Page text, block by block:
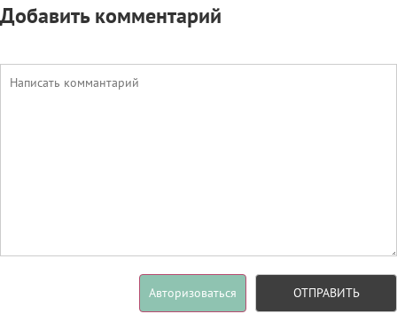
Добавить комментарий
Авторизоваться ОТПРАВИТЬ